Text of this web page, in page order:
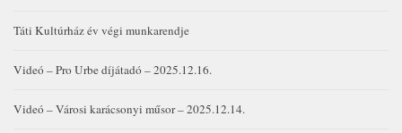
Táti Kultúrház év végi munkarendje
Videó – Pro Urbe díjátadó – 2025.12.16.
Videó – Városi karácsonyi műsor – 2025.12.14.